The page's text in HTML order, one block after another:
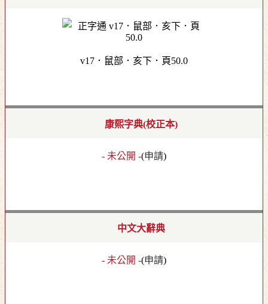
v17．鼠部．亥下．頁50.0
康熙字典(校正本)
- 未公開 -(申請)
中文大辭典
- 未公開 -(申請)